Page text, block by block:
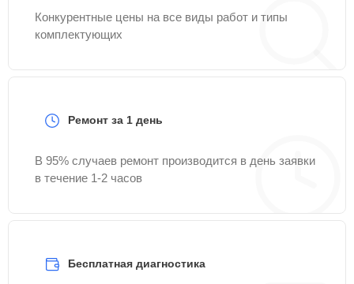
Конкурентные цены на все виды работ и типы
комплектующих
Ремонт за 1 день
В 95% случаев ремонт производится в день заявки
в течение 1-2 часов
Бесплатная диагностика